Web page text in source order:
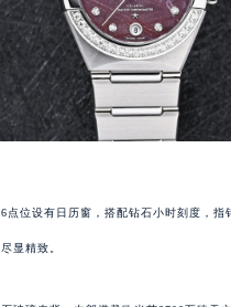
位设有日历窗，搭配钻石小时刻度，指
显精致。